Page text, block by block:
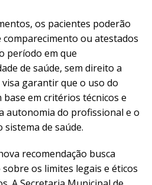
os pacientes poderão
comparecimento ou atestados
período em que
de saúde, sem direito a
garantir que o uso do
em critérios técnicos e
autonomia do profissional e o
de saúde.
recomendação busca
os limites legais e éticos